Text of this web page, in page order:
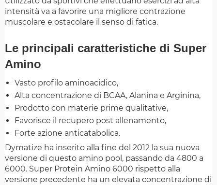
intensità va a favorire una migliore contrazione
muscolare e ostacolare il senso di fatica.
Le principali caratteristiche di Super
Amino
Vasto profilo aminoacidico,
Alta concentrazione di BCAA, Alanina e Arginina,
Prodotto con materie prime qualitative,
Favorisce il recupero post allenamento,
Forte azione anticatabolica.
Dymatize ha inserito alla fine del 2012 la sua nuova
versione di questo amino pool, passando da 4800 a
6000. Super Protein Amino 6000 rispetto alla
versione precedente ha un elevata concentrazione di